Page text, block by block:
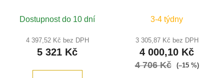
Dostupnost do 10 dní
4 397,52 Kč bez DPH
5 321 Kč
3-4 týdny
3 305,87 Kč bez DPH
4 000,10 Kč
4 706 Kč (–15 %)